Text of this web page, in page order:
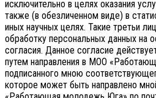
исключительно в целях оказания
также (в обезличенном виде) в
иных научных целях. Такие третьи
обработку персональных данных на
согласия. Данное согласие
путем направления в МОО
подписанного мною
которое может быть направлено